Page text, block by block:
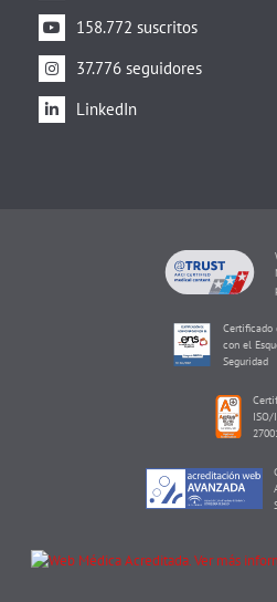
158.772 suscritos
37.776 seguidores
LinkedIn
Certificado
con el
Seguridad
ISO/